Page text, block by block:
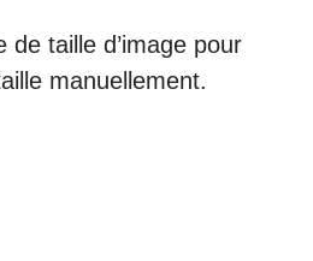
de taille d’image pour
manuellement.